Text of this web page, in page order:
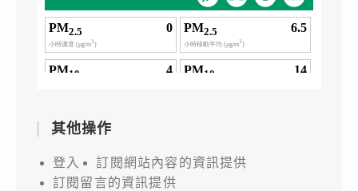
其他操作
登入
訂閱網站內容的資訊提供
訂閱留言的資訊提供